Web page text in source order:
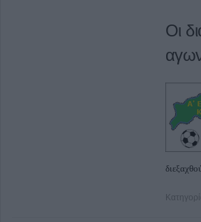
Οι